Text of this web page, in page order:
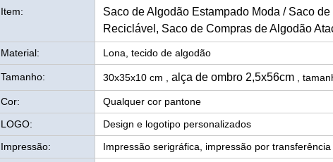
Item:
Saco de Algodão Estampado Moda / Saco
Reciclável, Saco de Compras de Algodão
Material: Lona, tecido de algodão
Tamanho: 30x35x10 cm , alça de ombro 2,5x56cm ,
Cor:
Qualquer cor pantone
LOGO:
Design e logotipo personalizados
Impressão:
Impressão serigráfica, impressão por transferência